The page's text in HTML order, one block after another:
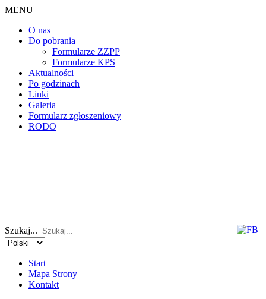
MENU
O nas
Do pobrania
Formularze ZZPP
Formularze KPS
Aktualności
Po godzinach
Linki
Galeria
Formularz zgłoszeniowy
RODO
Szukaj...
Start
Mapa Strony
Kontakt